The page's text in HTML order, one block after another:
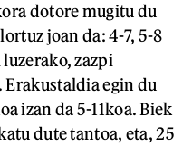
dotore mugitu du
joan da: 4-7, 5-8
zazpi
egin du
izan da 5-11koa. Biek
dute tantoa, eta, 25